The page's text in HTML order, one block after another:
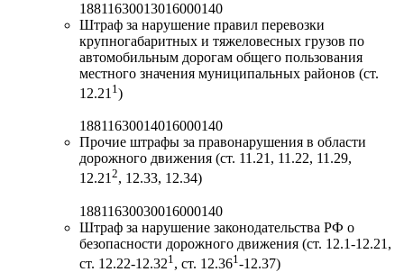
18811630013016000140
Штраф за нарушение правил перевозки
крупногабаритных и тяжеловесных грузов по
автомобильным дорогам общего пользования
местного значения муниципальных районов (ст.
12.21 1)
18811630014016000140
Прочие штрафы за правонарушения в области
дорожного движения (ст. 11.21, 11.22, 11.29,
12.212, 12.33, 12.34)
18811630030016000140
Штраф за нарушение законодательства РФ о
безопасности дорожного движения (ст. 12.1-12.21,
ст. 12.22-12.321 , ст. 12.361 -12.37)